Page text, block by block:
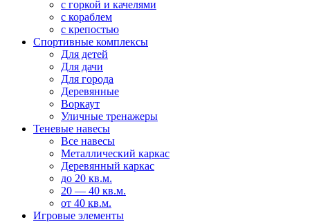
с горкой и качелями
с кораблем
с крепостью
Спортивные комплексы
Для детей
Для дачи
Для города
Деревянные
Воркаут
Уличные тренажеры
Теневые навесы
Все навесы
Металлический каркас
Деревянный каркас
до 20 кв.м.
20 — 40 кв.м.
от 40 кв.м.
Игровые элементы